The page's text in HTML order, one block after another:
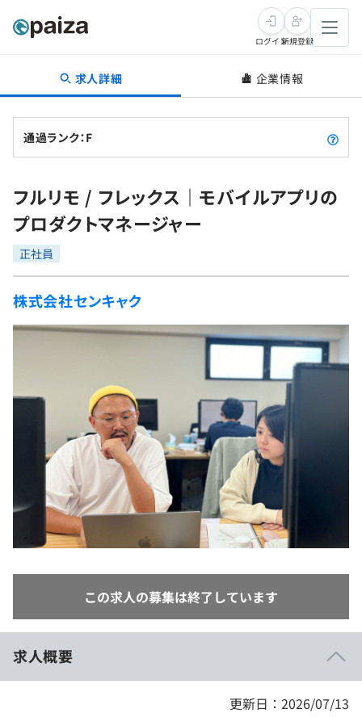
転職・キャリア
転職成功ガイド
転職エージェント
インタビュー
転職成功ガイド
新卒就活
求人検索
本選考
インターン
新卒エージェント
就活成功ガイド
学習
問題集
リファレンス
プラン
個人向けプラン
法人向けプラン
学校向けプラン
プログラミング言語
再チャレンジ結果一覧
ゲーム・マンガ
ログイン新規登録
求人詳細 企業情報
通過ランク：F
フルリモ / フレックス｜モバイルアプリの
プロダクトマネージャー
正社員
株式会社センキャク
この求人の募集は終了しています
求人概要
更新日：2026/07/13